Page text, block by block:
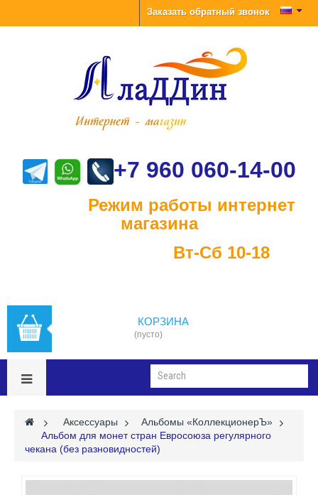
Заказать обратный звонок
+7 960 060-14-00
Режим работы интернет
магазина
Вт-Сб 10-18
КОРЗИНА
(пусто)
> Аксессуары >
Альбомы «КоллекционерЪ»
Альбом для монет стран Евросоюза регулярного
чекана (без разновидностей)